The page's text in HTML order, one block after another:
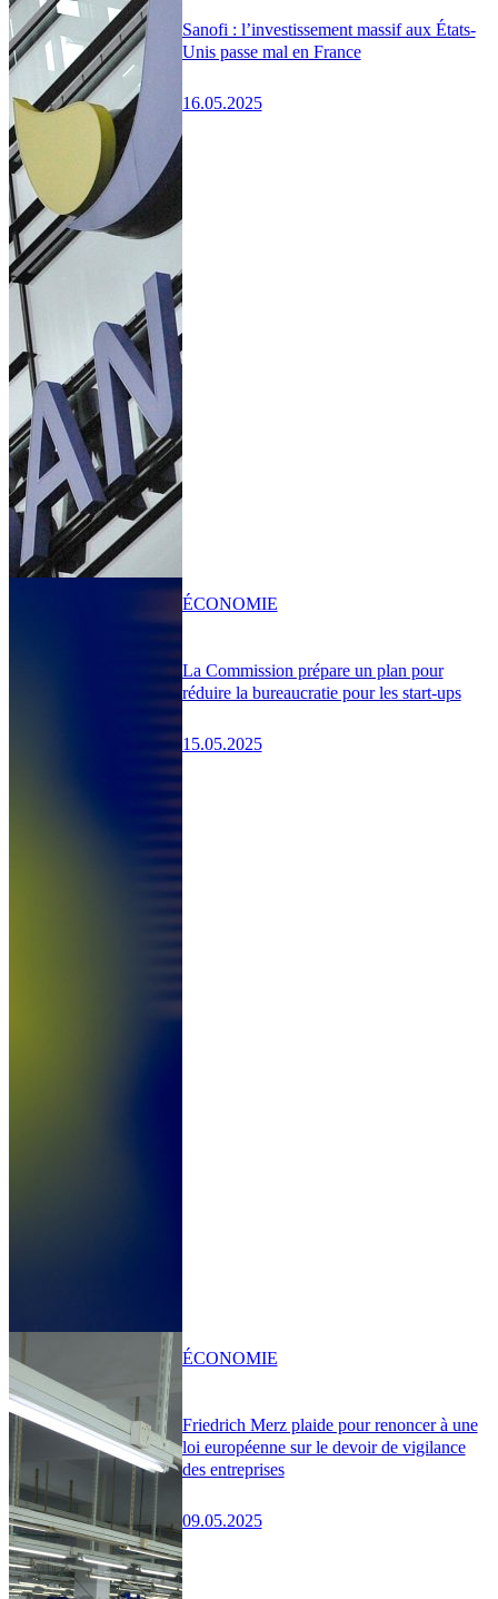
Sanofi : l’investissement massif aux États-
Unis passe mal en France
16.05.2025
La Commission prépare un plan pour
réduire la bureaucratie pour les start-ups
15.05.2025
ÉCONOMIE
Friedrich Merz plaide pour renoncer à une
loi européenne sur le devoir de vigilance
des entreprises
09.05.2025
ÉCONOMIE